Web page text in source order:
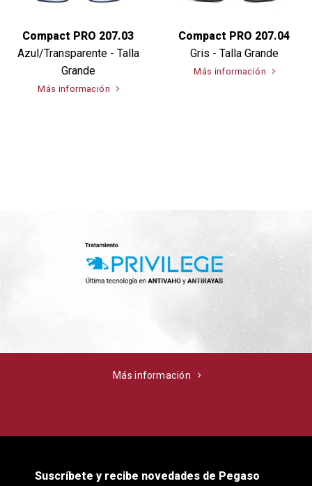
Compact PRO 207.03
Azul/Transparente - Talla
Grande
Más información
Compact PRO 207.04
Gris - Talla Grande
Más información
Más información
Suscríbete y recibe novedades de Pegaso